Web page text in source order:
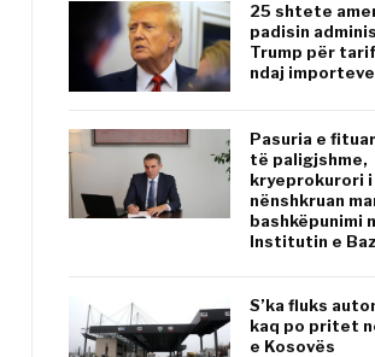
25 shtete
padisin
Trump për
ndaj importeve
Pasuria e
të paligjshme,
kryeprokurori
nënshkruan
bashkëpunimi
Institutin e
S’ka fluks
kaq po pritet
e Kosovës